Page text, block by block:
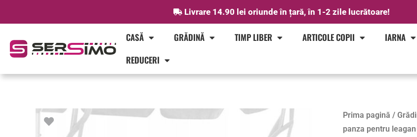
Livrare 14.90 lei oriunde în țară, în 1-2 zile lucrătoare!
CASĂ GRĂDINĂ TIMP LIBER ARTICOLE COPII
IARNA
REDUCERI
Prima pagină /
panza pentru
Cantitate
Husa